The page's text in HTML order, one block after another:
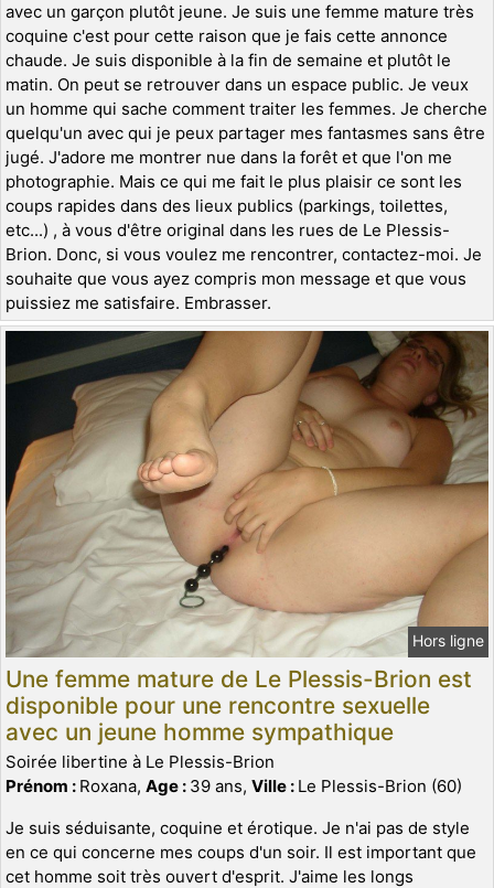
avec un garçon plutôt jeune. Je suis une femme mature très
coquine c'est pour cette raison que je fais cette annonce
chaude. Je suis disponible à la fin de semaine et plutôt le
matin. On peut se retrouver dans un espace public. Je veux
un homme qui sache comment traiter les femmes. Je cherche
quelqu'un avec qui je peux partager mes fantasmes sans être
jugé. J'adore me montrer nue dans la forêt et que l'on me
photographie. Mais ce qui me fait le plus plaisir ce sont les
coups rapides dans des lieux publics (parkings, toilettes,
etc...) , à vous d'être original dans les rues de Le Plessis-
Brion. Donc, si vous voulez me rencontrer, contactez-moi. Je
souhaite que vous ayez compris mon message et que vous
puissiez me satisfaire. Embrasser.
Hors ligne
Une femme mature de Le Plessis-Brion est
disponible pour une rencontre sexuelle
avec un jeune homme sympathique
Soirée libertine à Le Plessis-Brion
Prénom : Roxana, Age : 39 ans, Ville : Le Plessis-Brion (60)
Je suis séduisante, coquine et érotique. Je n'ai pas de style
en ce qui concerne mes coups d'un soir. Il est important que
cet homme soit très ouvert d'esprit. J'aime les longs